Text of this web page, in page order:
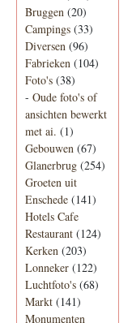
Bruggen (20)
Campings (33)
Diversen (96)
Fabrieken (104)
Foto's (38)
- Oude foto's of
ansichten bewerkt
met ai. (1)
Gebouwen (67)
Glanerbrug (254)
Groeten uit
Enschede (141)
Hotels Cafe
Restaurant (124)
Kerken (203)
Lonneker (122)
Luchtfoto's (68)
Markt (141)
Monumenten